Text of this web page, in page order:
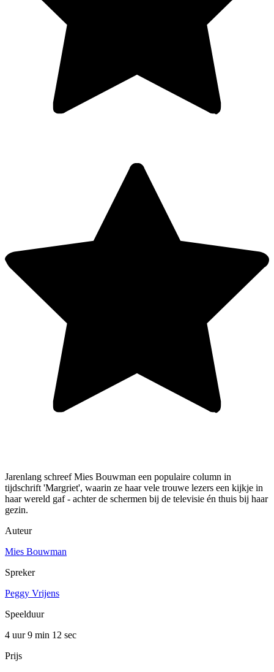
Jarenlang schreef Mies Bouwman een populaire column in
tijdschrift 'Margriet', waarin ze haar vele trouwe lezers een kijkje in
haar wereld gaf - achter de schermen bij de televisie én thuis bij haar
gezin.
Auteur
Mies Bouwman
Spreker
Peggy Vrijens
Speelduur
4 uur 9 min 12 sec
Prijs